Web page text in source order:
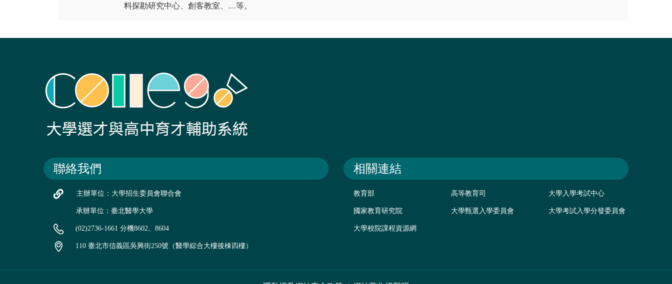
料探勘研究中心、創客教室、…等。
聯絡我們
主辦單位：大學招生委員會聯合會
承辦單位：臺北醫學大學
(02)2736-1661 分機8602、8604
110 臺北市信義區吳興街250號（醫學綜合大樓後棟四樓）
相關連結
教育部 高等教育司 大學入學考試中心
國家教育研究院 大學甄選入學委員會 大學考試入學分發委員會
大學校院課程資源網